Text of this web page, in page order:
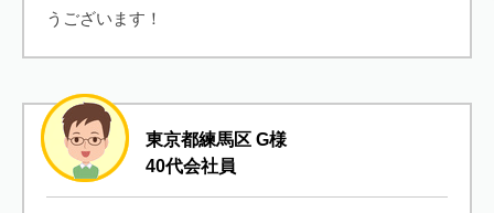
うございます！
東京都練馬区 G様
40代会社員